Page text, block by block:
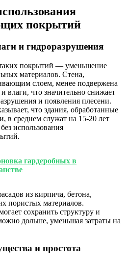
покрытий
и гидроразрушения
покрытий — уменьшение
материалов. Стена,
слоем, менее подвержена
влаги, что значительно снижает
и появления плесени.
что здания, обработанные
в среднем служат на 15-20 лет
использования
гардеробных в
из кирпича, бетона,
пористых материалов.
сохранить структуру и
дольше, уменьшая затраты на
и простота